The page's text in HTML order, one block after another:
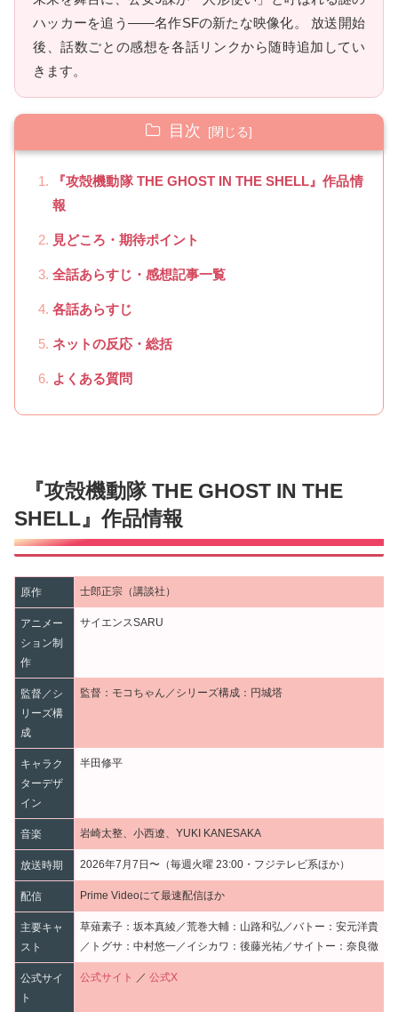
ハッカーを追う――名作SFの新たな映像化。 放送開始
後、話数ごとの感想を各話リンクから随時追加してい
きます。
目次
『攻殻機動隊 THE GHOST IN THE SHELL』作品情
報
見どころ・期待ポイント
全話あらすじ・感想記事一覧
各話あらすじ
ネットの反応・総括
よくある質問
『攻殻機動隊 THE GHOST IN THE
SHELL』作品情報
原作 士郎正宗（講談社）
アニメー
ション制
作
サイエンスSARU
監督／シ
リーズ構
成
監督：モコちゃん／シリーズ構成：円城塔
キャラク
ターデザ
イン
半田修平
音楽 岩崎太整、小西遼、YUKI KANESAKA
放送時期 2026年7月7日〜（毎週火曜 23:00・フジテレビ系ほか）
配信 Prime Videoにて最速配信ほか
主要キャ
スト
草薙素子：坂本真綾／荒巻大輔：山路和弘／バトー：安元洋貴
／トグサ：中村悠一／イシカワ：後藤光祐／サイトー：奈良徹
公式サイ
ト
公式サイト ／ 公式X